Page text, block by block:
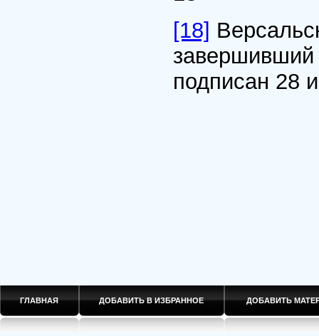
[18]
завершивший
подписан 28
ГЛАВНАЯ ДОБАВИТЬ В ИЗБРАННОЕ ДОБАВИТЬ